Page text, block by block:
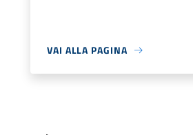
VAI ALLA PAGINA